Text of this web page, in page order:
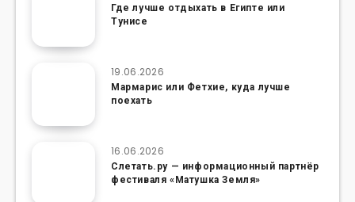
Где лучше отдыхать в Египте или
Тунисе
19.06.2026
Мармарис или Фетхие, куда лучше
поехать
16.06.2026
Слетать.ру — информационный партнёр
фестиваля «Матушка Земля»